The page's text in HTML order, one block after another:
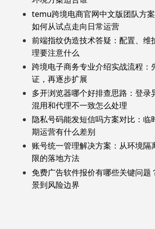
temu跨境电商官网中文版团队方
如何从试点走向日常运营
前端指纹伪造技术答疑：配置、维
理要注意什么
跨境电子商务专业介绍实战流程：
证，再逐步扩展
多开浏览器哪个好排查思路：登录
混用和代理不一致怎么处理
隐私号码能发短信吗方案对比：临
期运营有什么差别
账号统一管理解决方案：从环境隔
限的落地方法
免费广告软件报价有哪些关键问题
景到风险边界